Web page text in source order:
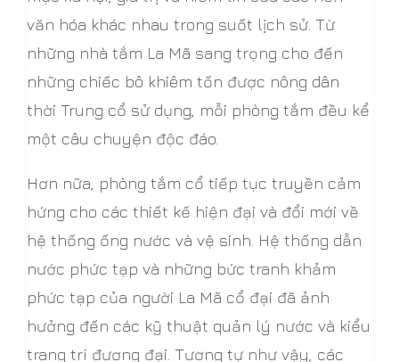
văn hóa khác nhau trong suốt lịch sử. Từ
những nhà tắm La Mã sang trọng cho đến
những chiếc bô khiêm tốn được nông dân
thời Trung cổ sử dụng, mỗi phòng tắm đều kể
một câu chuyện độc đáo.
Hơn nữa, phòng tắm cổ tiếp tục truyền cảm
hứng cho các thiết kế hiện đại và đổi mới về
hệ thống ống nước và vệ sinh. Hệ thống dẫn
nước phức tạp và những bức tranh khảm
phức tạp của người La Mã cổ đại đã ảnh
hưởng đến các kỹ thuật quản lý nước và kiểu
trang trí đương đại. Tương tự như vậy, các